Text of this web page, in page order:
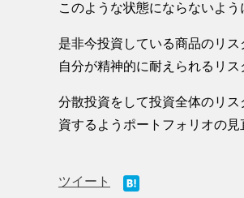
このような状態にならないよ
是非今投資している商品のリス
自分が精神的に耐えられるリス
分散投資をして投資全体のリ
資するようポートフォリオの見
ツイート